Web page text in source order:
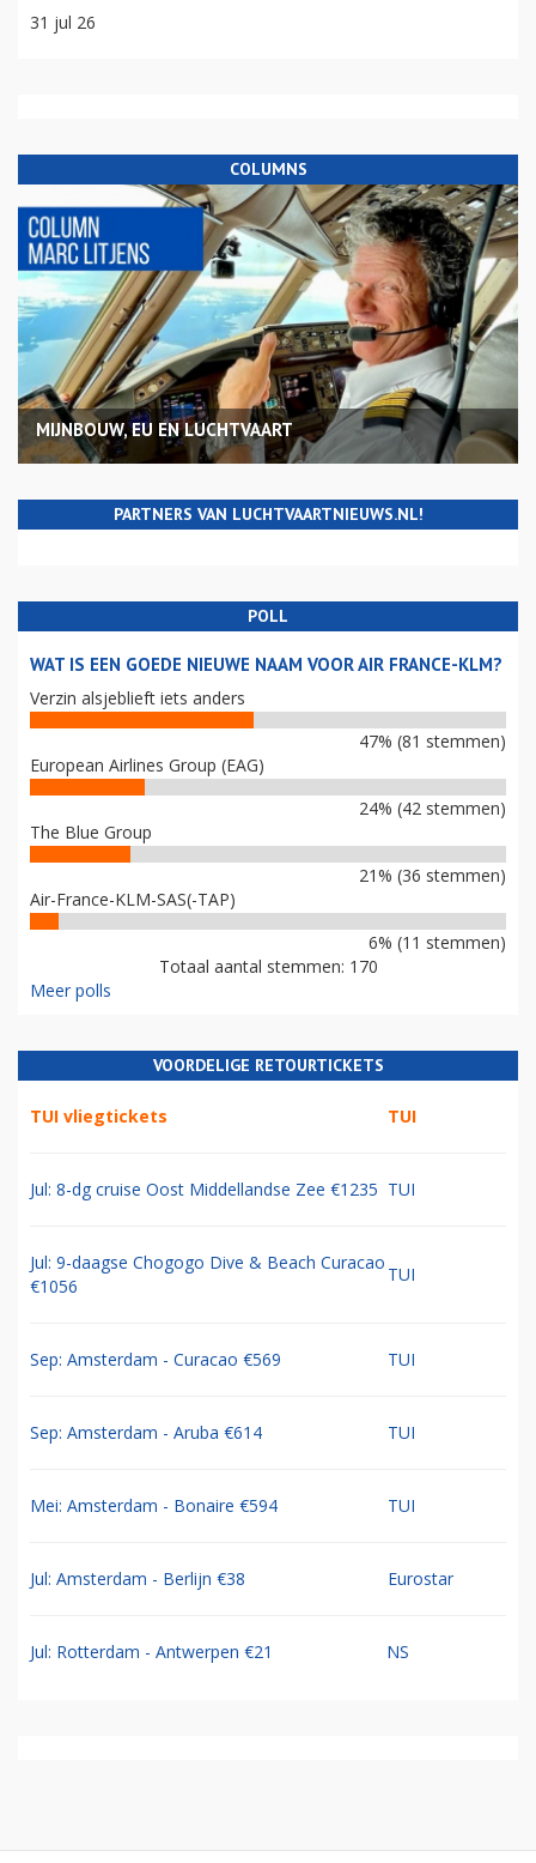
31 jul 26
COLUMNS
MIJNBOUW, EU EN LUCHTVAART
PARTNERS VAN LUCHTVAARTNIEUWS.NL!
POLL
WAT IS EEN GOEDE NIEUWE NAAM VOOR AIR FRANCE-KLM?
Verzin alsjeblieft iets anders
47% (81 stemmen)
European Airlines Group (EAG)
24% (42 stemmen)
The Blue Group
21% (36 stemmen)
Air-France-KLM-SAS(-TAP)
6% (11 stemmen)
Totaal aantal stemmen: 170
Meer polls
VOORDELIGE RETOURTICKETS
TUI vliegtickets TUI
Jul: 8-dg cruise Oost Middellandse Zee €1235 TUI
Jul: 9-daagse Chogogo Dive & Beach Curacao
€1056
TUI
Sep: Amsterdam - Curacao €569 TUI
Sep: Amsterdam - Aruba €614 TUI
Mei: Amsterdam - Bonaire €594 TUI
Jul: Amsterdam - Berlijn €38 Eurostar
Jul: Rotterdam - Antwerpen €21 NS